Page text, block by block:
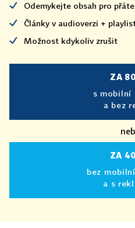
Odemykejte obsah pro
Články v audioverzi +
Možnost kdykoliv zrušit
ZA
s mobilní
a bez
ZA
bez
a s